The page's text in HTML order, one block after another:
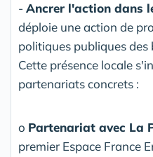
- Ancrer l'action dans
déploie une action de
politiques publiques des
Cette présence locale
partenariats concrets :
o Partenariat avec La
premier Espace France